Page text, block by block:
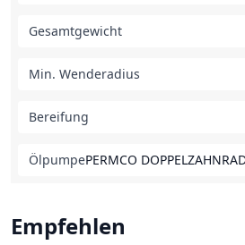
Gesamtgewicht
Min. Wenderadius
Bereifung
ÖlpumpePERMCO
Empfehlen